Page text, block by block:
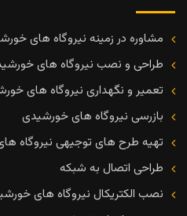
مشاوره در زمینه نیروگاه های
طراحی و نصب نیروگاه های
تعمیر و نگهداری نیروگاه های
بازرسی نیروگاه های خورشیدی
تهیه طرح های توجیهی نیروگاه
طراحی اتصال به شبکه
نصب الکتریکال نیروگاه های